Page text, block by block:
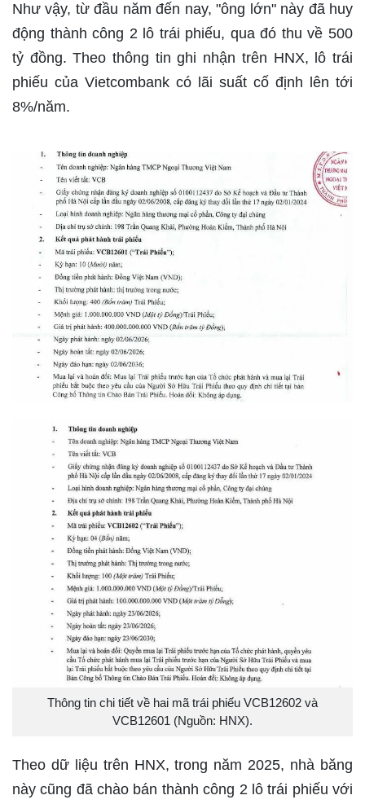
Như vậy, từ đầu năm đến nay, "ông lớn" này đã huy
động thành công 2 lô trái phiếu, qua đó thu về 500
tỷ đồng. Theo thông tin ghi nhận trên HNX, lô trái
phiếu của Vietcombank có lãi suất cố định lên tới
8%/năm.
Thông tin chi tiết về hai mã trái phiếu VCB12602 và
VCB12601 (Nguồn: HNX).
Theo dữ liệu trên HNX, trong năm 2025, nhà băng
này cũng đã chào bán thành công 2 lô trái phiếu với